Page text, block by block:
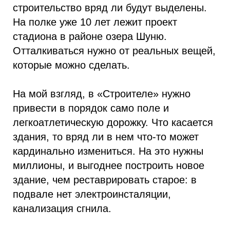
строительство вряд ли будут выделены.
На полке уже 10 лет лежит проект
стадиона в районе озера Шуню.
Отталкиваться нужно от реальных вещей,
которые можно сделать.
На мой взгляд, в «Строителе» нужно
привести в порядок само поле и
легкоатлетическую дорожку. Что касается
здания, то вряд ли в нем что-то может
кардинально измениться. На это нужны
миллионы, и выгоднее построить новое
здание, чем реставрировать старое: в
подвале нет электроинсталяции,
канализация сгнила.